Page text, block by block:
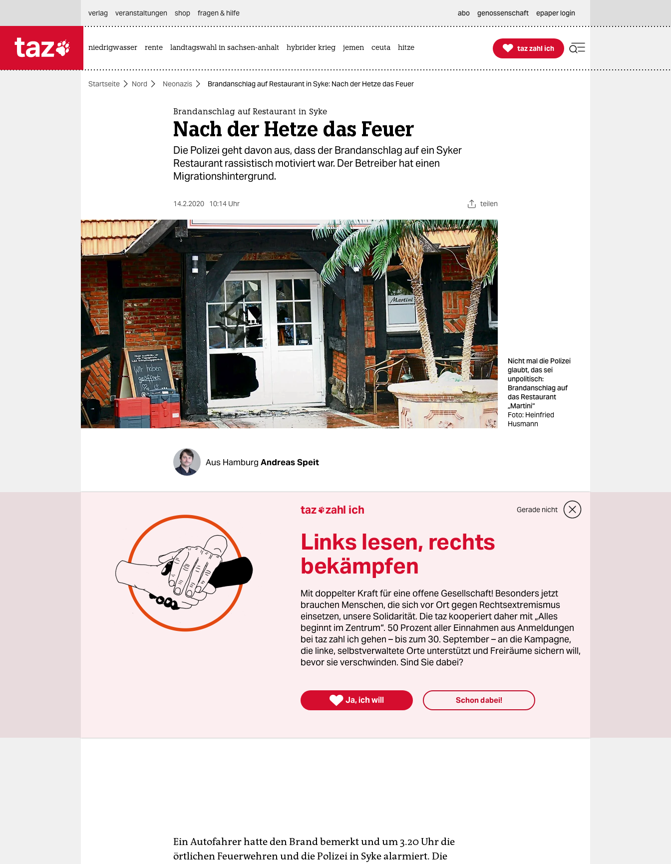
themen
berlin
nord
wahrheit
verlag
verlag
veranstaltungen
shop
fragen & hilfe
unterstützen
abo
genossenschaft
verlag
veranstaltungen shop fragen & hilfe abo genossenschaft epaper login
niedrigwasser rente landtagswahl in sachsen-anhalt hybrider krieg jemen ceuta hitze 
taz zahl ich
taz zahl ich
Startseite Nord Neonazis Brandanschlag auf Restaurant in Syke: Nach der Hetze das Feuer
Brandanschlag auf Restaurant in Syke
Nach der Hetze das Feuer
Die Polizei geht davon aus, dass der Brandanschlag auf ein Syker
Restaurant rassistisch motiviert war. Der Betreiber hat einen
Migrationshintergrund.
14.2.2020 10:14 Uhr teilen
Nicht mal die Polizei
glaubt, das sei
unpolitisch:
Brandanschlag auf
das Restaurant
„Martini“
Foto: Heinfried
Husmann
Aus Hamburg Andreas Speit
Die Scheiben der weißen Eingangstür zum Restaurant „Martini“ sind
zertrümmert, ein schwarzes Hakenkreuz darauf gesprüht, ein weiteres
an anderer Stelle. Am frühen Donnerstagmorgen hat es in der
niedersächsischen Stadt Syke einen Brandanschlag gegeben. „Wir
gehen von einem fremdenfeindlichen Hintergrund aus“, sagt Lene
Steinbrecher, Pressesprecherin der Polizei Diepholz.
Der Betreiber sei deutscher Staatsbürger aus Syke mit syrischem
Migrationshintergrund. Er habe das Lokal erst kürzlich übernommen.
Der Staatsschutz sei eingeschaltet, sagt Steinbrecher.
Ein Autofahrer hatte den Brand bemerkt und um 3.20 Uhr die
örtlichen Feuerwehren und die Polizei in Syke alarmiert. Die
taz zahl ich Gerade nicht
Links lesen, rechts
bekämpfen
Mit doppelter Kraft für eine offene Gesellschaft! Besonders jetzt
brauchen Menschen, die sich vor Ort gegen Rechtsextremismus
einsetzen, unsere Solidarität. Die taz kooperiert daher mit „Alles
beginnt im Zentrum“. 50 Prozent aller Einnahmen aus Anmeldungen
bei taz zahl ich gehen – bis zum 30. September – an die Kampagne,
die linke, selbstverwaltete Orte unterstützt und Freiräume sichern will,
bevor sie verschwinden. Sind Sie dabei?
 Ja, ich will Schon dabei!